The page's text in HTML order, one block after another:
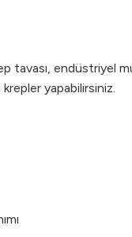
endüstriyel
yapabilirsiniz.